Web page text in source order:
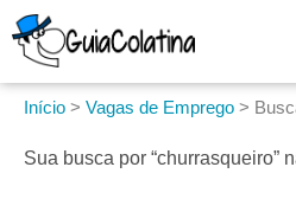
Início > Vagas de Emprego >
Sua busca por “churrasqueiro”